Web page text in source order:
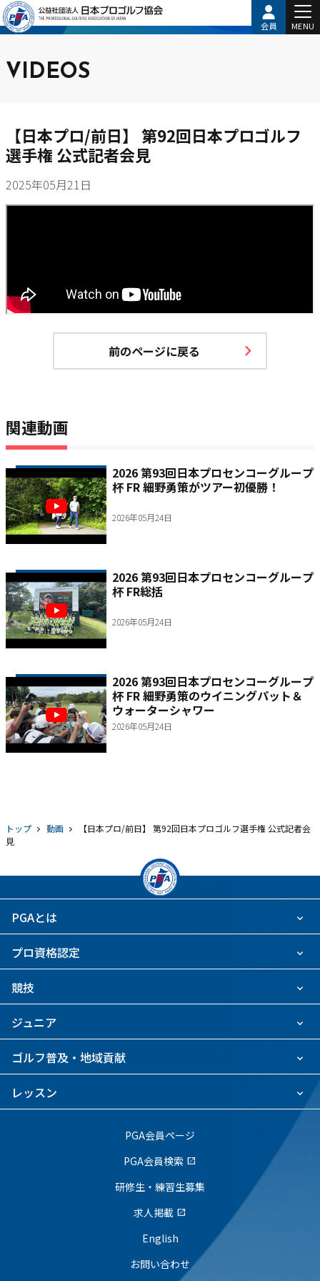
会員 MENU
VIDEOS
【日本プロ/前日】 第92回日本プロゴルフ
選手権 公式記者会見
2025年05月21日
前のページに戻る
関連動画
2026 第93回日本プロセンコーグループ
杯 FR 細野勇策がツアー初優勝！
2026年05月24日
2026 第93回日本プロセンコーグループ
杯 FR総括
2026年05月24日
2026 第93回日本プロセンコーグループ
杯 FR 細野勇策のウイニングパット＆
ウォーターシャワー
2026年05月24日
トップ 動画
【日本プロ/前日】 第92回日本プロゴルフ選手権 公式記者会
見
PGAとは
プロ資格認定
競技
ジュニア
ゴルフ普及・地域貢献
レッスン
PGA会員ページ
PGA会員検索 open_in_new
研修生・練習生募集
求人掲載 open_in_new
English
お問い合わせ